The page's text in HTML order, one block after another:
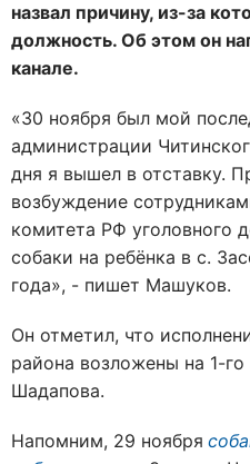
назвал причину, из-за
должность. Об этом он
канале.
«30 ноября был мой
администрации
дня я вышел в отставку.
возбуждение
комитета РФ уголовного
собаки на ребëнка в с.
года», - пишет Машуков.
Он отметил, что
района возложены на 1-
Шадапова.
Напомним, 29 ноября